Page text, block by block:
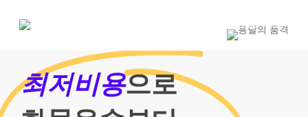
1800-7455
최저비용으로